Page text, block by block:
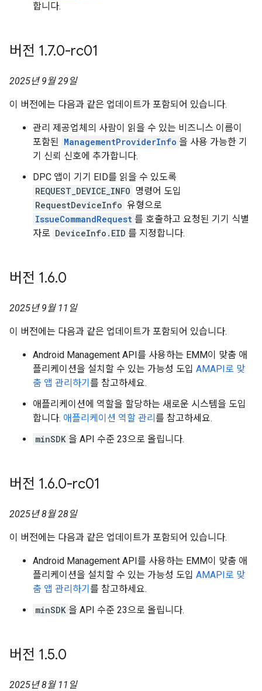
합니다.
버전 1.7.0-rc01
2025년 9월 29일
이 버전에는 다음과 같은 업데이트가 포함되어 있습니다.
관리 제공업체의 사람이 읽을 수 있는 비즈니스 이름이
포함된 ManagementProviderInfo 을 사용 가능한 기
기 신뢰 신호에 추가합니다.
DPC 앱이 기기 EID를 읽을 수 있도록
REQUEST_DEVICE_INFO 명령어 도입
RequestDeviceInfo 유형으로
IssueCommandRequest 를 호출하고 요청된 기기 식별
자로 DeviceInfo.EID 를 지정합니다.
버전 1.6.0
2025년 9월 11일
이 버전에는 다음과 같은 업데이트가 포함되어 있습니다.
Android Management API를 사용하는 EMM이 맞춤 애
플리케이션을 설치할 수 있는 가능성 도입 AMAPI로 맞
춤 앱 관리하기 를 참고하세요.
애플리케이션에 역할을 할당하는 새로운 시스템을 도입
합니다. 애플리케이션 역할 관리 를 참고하세요.
minSDK 을 API 수준 23으로 올립니다.
버전 1.6.0-rc01
2025년 8월 28일
이 버전에는 다음과 같은 업데이트가 포함되어 있습니다.
Android Management API를 사용하는 EMM이 맞춤 애
플리케이션을 설치할 수 있는 가능성 도입 AMAPI로 맞
춤 앱 관리하기 를 참고하세요.
minSDK 을 API 수준 23으로 올립니다.
버전 1.5.0
2025년 8월 11일